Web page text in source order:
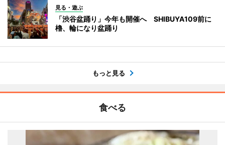
見る・遊ぶ
「渋谷盆踊り」今年も開催へ SHIBUYA109前に
櫓、輪になり盆踊り
もっと見る
食べる